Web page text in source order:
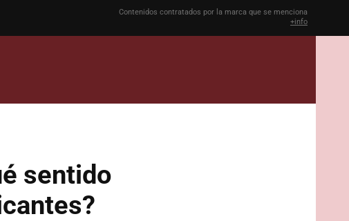
Contenidos contratados por la marca que se menciona
+info
sentido